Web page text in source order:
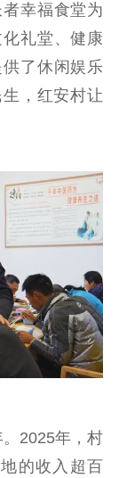
幸福食堂为
礼堂、健康
了休闲娱乐
，红安村让
2025年，村
的收入超百